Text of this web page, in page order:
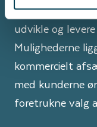
Vores mål er at
udvikle og
Mulighederne
kommercielt
med kunderne
foretrukne valg